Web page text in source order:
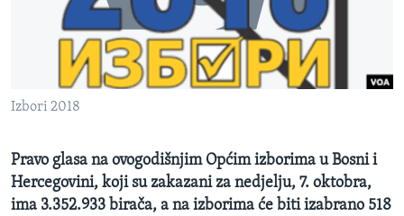
MAGAZIN
O GLASU AMERIKE
Learning English
Izbori 2018
Pravo glasa na ovogodišnjim Općim izborima u Bosni i
Hercegovini, koji su zakazani za nedjelju, 7. oktobra,
ima 3.352.933 birača, a na izborima će biti izabrano 518